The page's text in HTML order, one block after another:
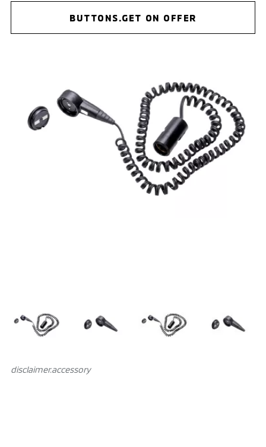
BUTTONS.GET ON OFFER
disclaimer.аccessory